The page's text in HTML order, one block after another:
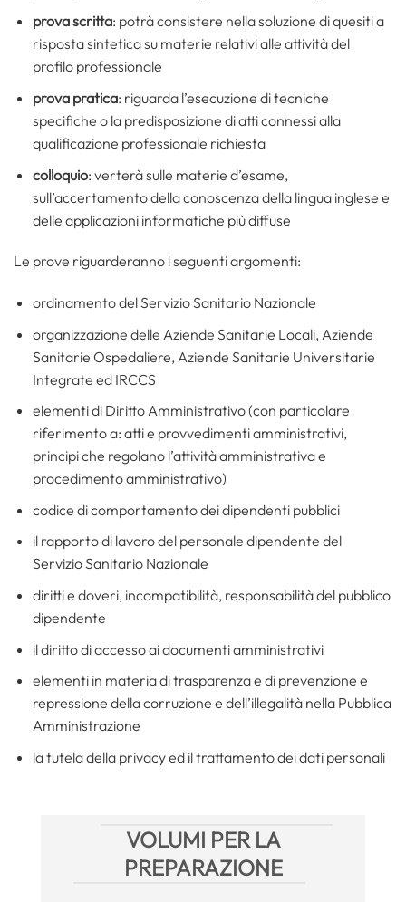
prova scritta: potrà consistere nella soluzione di quesiti a
risposta sintetica su materie relativi alle attività del
profilo professionale
prova pratica: riguarda l’esecuzione di tecniche
specifiche o la predisposizione di atti connessi alla
qualificazione professionale richiesta
colloquio: verterà sulle materie d’esame,
sull’accertamento della conoscenza della lingua inglese e
delle applicazioni informatiche più diffuse
Le prove riguarderanno i seguenti argomenti:
ordinamento del Servizio Sanitario Nazionale
organizzazione delle Aziende Sanitarie Locali, Aziende
Sanitarie Ospedaliere, Aziende Sanitarie Universitarie
Integrate ed IRCCS
elementi di Diritto Amministrativo (con particolare
riferimento a: atti e provvedimenti amministrativi,
principi che regolano l’attività amministrativa e
procedimento amministrativo)
codice di comportamento dei dipendenti pubblici
il rapporto di lavoro del personale dipendente del
Servizio Sanitario Nazionale
diritti e doveri, incompatibilità, responsabilità del pubblico
dipendente
il diritto di accesso ai documenti amministrativi
elementi in materia di trasparenza e di prevenzione e
repressione della corruzione e dell’illegalità nella Pubblica
Amministrazione
la tutela della privacy ed il trattamento dei dati personali
VOLUMI PER LA
PREPARAZIONE